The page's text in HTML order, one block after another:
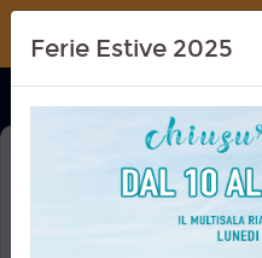
Dream
TOY STORY 5
Ferie Estive 2025